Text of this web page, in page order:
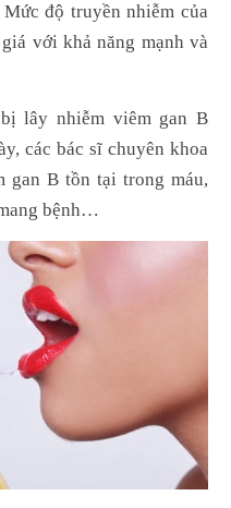
độ truyền nhiễm của
với khả năng mạnh và
lây nhiễm viêm gan B
các bác sĩ chuyên khoa
gan B tồn tại trong máu,
bệnh…